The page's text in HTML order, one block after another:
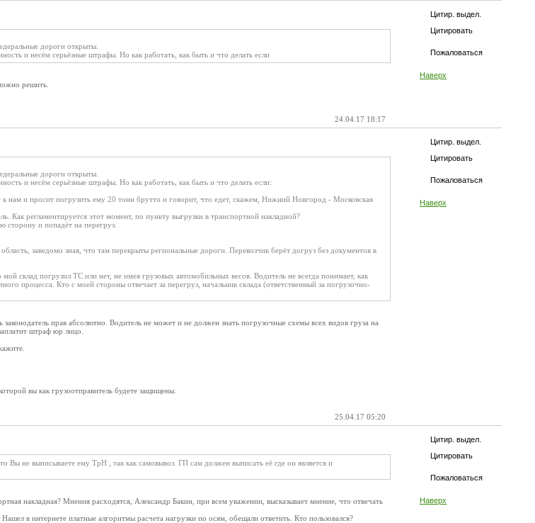
Цитир. выдел.
Цитировать
Пожаловаться
Наверх
дороги открыты.
и несём серьёзные штрафы. Но как работать, как быть и что делать если
решить.
24.04.17 18:17
Цитир. выдел.
Цитировать
Пожаловаться
Наверх
дороги открыты.
и несём серьёзные штрафы. Но как работать, как быть и что делать если:
к нам и просит погрузить ему 20 тонн брутто и говорит, что едет, скажем, Нижний Новгород - Московская
Как регламентируется этот момент, по пункту выгрузки в транспортной накладной?
сторону и попадёт на перегруз.
заведомо зная, что там перекрыты региональные дороги. Перевозчик берёт догруз без документов в
склад погрузил ТС или нет, не имея грузовых автомобильных весов. Водитель не всегда понимает, как
процесса. Кто с моей стороны отвечает за перегруз, начальник склада (ответственный за погрузочно-
прав абсолютно. Водитель не может и не должен знать погрузочные схемы всех видов груза на
штраф юр лицо.
вы как грузоотправитель будете защищены.
25.04.17 05:20
Цитир. выдел.
Цитировать
Пожаловаться
Наверх
Вы не выписываете ему ТрН , так как самовывоз. ГП сам должен выписать её где он является и
накладная? Мнения расходятся, Александр Бакин, при всем уважении, высказывает мнение, что отвечать
в интернете платные алгоритмы расчета нагрузки по осям, обещали ответить. Кто пользовался?